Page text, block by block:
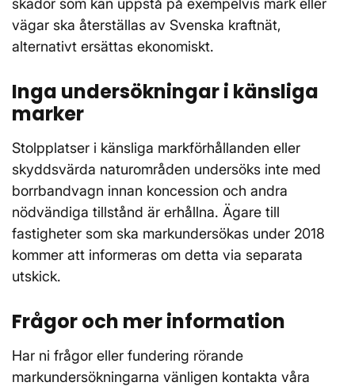
skador som kan uppstå på exempelvis mark eller
vägar ska återställas av Svenska kraftnät,
alternativt ersättas ekonomiskt.
Inga undersökningar i känsliga
marker
Stolpplatser i känsliga markförhållanden eller
skyddsvärda naturområden undersöks inte med
borrbandvagn innan koncession och andra
nödvändiga tillstånd är erhållna. Ägare till
fastigheter som ska markundersökas under 2018
kommer att informeras om detta via separata
utskick.
Frågor och mer information
Har ni frågor eller fundering rörande
markundersökningarna vänligen kontakta våra